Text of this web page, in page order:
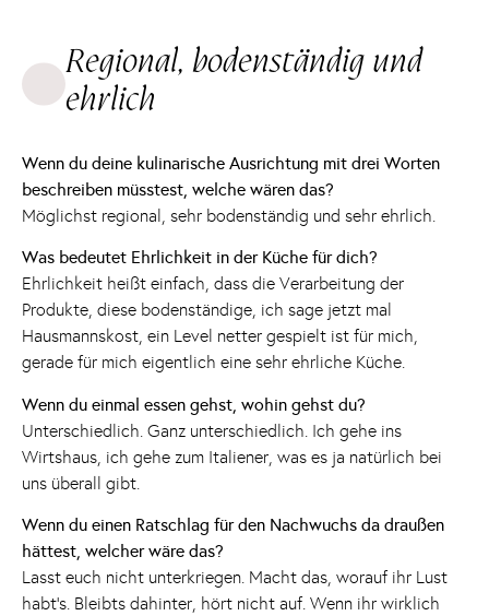
Regional, bodenständig und
ehrlich
Wenn du deine kulinarische Ausrichtung mit drei Worten
beschreiben müsstest, welche wären das?
Möglichst regional, sehr bodenständig und sehr ehrlich.
Was bedeutet Ehrlichkeit in der Küche für dich?
Ehrlichkeit heißt einfach, dass die Verarbeitung der
Produkte, diese bodenständige, ich sage jetzt mal
Hausmannskost, ein Level netter gespielt ist für mich,
gerade für mich eigentlich eine sehr ehrliche Küche.
Wenn du einmal essen gehst, wohin gehst du?
Unterschiedlich. Ganz unterschiedlich. Ich gehe ins
Wirtshaus, ich gehe zum Italiener, was es ja natürlich bei
uns überall gibt.
Wenn du einen Ratschlag für den Nachwuchs da draußen
hättest, welcher wäre das?
Lasst euch nicht unterkriegen. Macht das, worauf ihr Lust
habt's. Bleibts dahinter, hört nicht auf. Wenn ihr wirklich